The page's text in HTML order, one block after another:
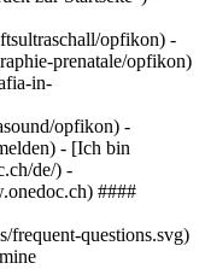
opfikon) -
prenatale/opfikon)
in-
opfikon) -
- [Ich bin
de/) -
####
frequent-questions.svg)